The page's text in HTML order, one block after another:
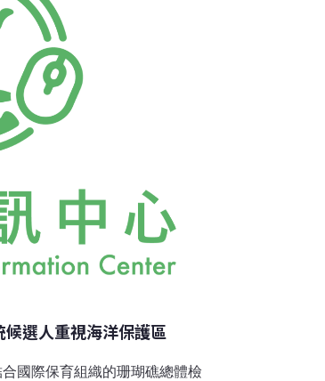
灣環境資訊協會所主辦，自
入第四屆，每年都會招募志工協
選人重視海洋保護區
國際保育組織的珊瑚礁總體檢